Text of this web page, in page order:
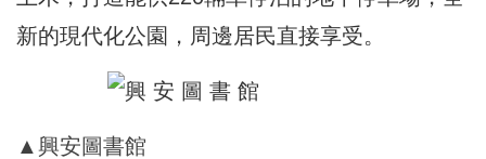
新的現代化公園，周邊居民直接享受。
▲興安圖書館